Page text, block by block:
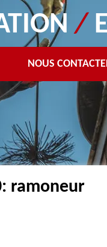
/
NOUS
ramoneur